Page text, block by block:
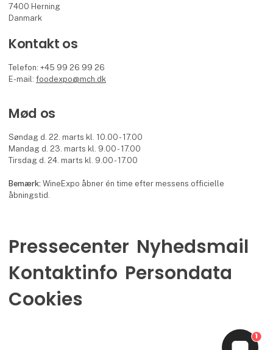
7400 Herning
Danmark
Kontakt os
Telefon: +45 99 26 99 26
E-mail:foodexpo@mch.dk
Mød os
Søndag d. 22. marts kl. 10.00 - 17.00
Mandag d. 23. marts kl. 9.00 - 17.00
Tirsdag d. 24. marts kl. 9.00 - 17.00
Bemærk:WineExpo åbner én time efter messens officielle
åbningstid.
Pressecenter Nyhedsmail
Kontaktinfo Persondata
Cookies
1